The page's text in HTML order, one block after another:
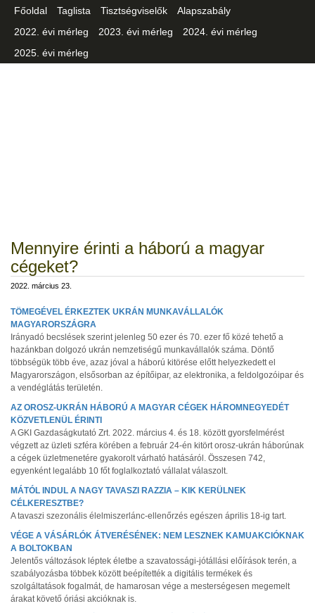
Főoldal Taglista Tisztségviselők
Alapszabály
2022. évi mérleg
2023. évi mérleg
2024. évi mérleg
2025. évi mérleg
Mennyire érinti a háború a magyar
cégeket?
2022. március 23.
TÖMEGÉVEL ÉRKEZTEK UKRÁN MUNKAVÁLLALÓK
MAGYARORSZÁGRA
Irányadó becslések szerint jelenleg 50 ezer és 70. ezer fő közé tehető a
hazánkban dolgozó ukrán nemzetiségű munkavállalók száma. Döntő
többségük több éve, azaz jóval a háború kitörése előtt helyezkedett el
Magyarországon, elsősorban az építőipar, az elektronika, a feldolgozóipar és
a vendéglátás területén.
AZ OROSZ-UKRÁN HÁBORÚ A MAGYAR CÉGEK HÁROMNEGYEDÉT
KÖZVETLENÜL ÉRINTI
A GKI Gazdaságkutató Zrt. 2022. március 4. és 18. között gyorsfelmérést
végzett az üzleti szféra körében a február 24-én kitört orosz-ukrán háborúnak
a cégek üzletmenetére gyakorolt várható hatásáról. Összesen 742,
egyenként legalább 10 főt foglalkoztató vállalat válaszolt.
MÁTÓL INDUL A NAGY TAVASZI RAZZIA – KIK KERÜLNEK
CÉLKERESZTBE?
A tavaszi szezonális élelmiszerlánc-ellenőrzés egészen április 18-ig tart.
VÉGE A VÁSÁRLÓK ÁTVERÉSÉNEK: NEM LESZNEK KAMUAKCIÓKNAK
A BOLTOKBAN
Jelentős változások léptek életbe a szavatossági-jótállási előírások terén, a
szabályozásba többek között beépítették a digitális termékek és
szolgáltatások fogalmát, de hamarosan vége a mesterségesen megemelt
árakat követő óriási akcióknak is.